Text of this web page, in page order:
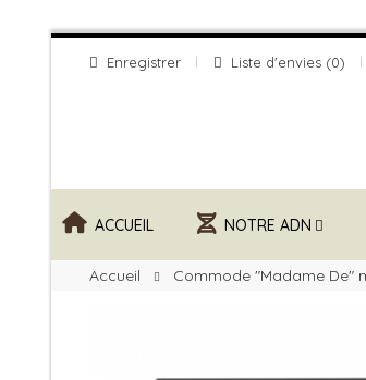
Enregistrer Liste d'envies 0
ACCUEIL NOTRE ADN
Accueil Commode "Madame De"